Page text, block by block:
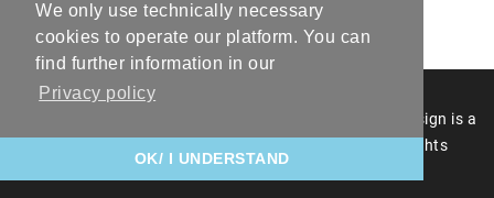
We only use technically necessary
cookies to operate our platform. You can
find further information in our
Privacy policy
OK/ I UNDERSTAND
© 2006 - 2026 RC Photo Stock. The RC Photo Stock design is a
registered figurative mark of RC Photo Stock. All rights